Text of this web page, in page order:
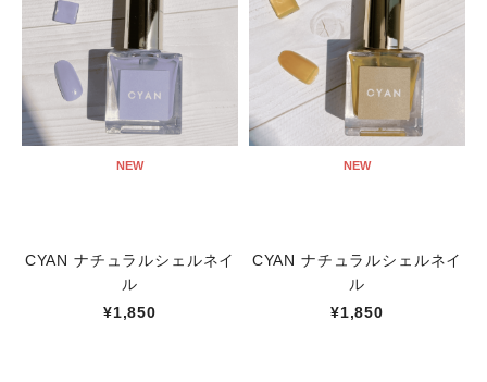
NEW
CYAN ナチュラルシェルネイ
ル
¥1,850
NEW
CYAN ナチュラルシェルネイ
ル
¥1,850